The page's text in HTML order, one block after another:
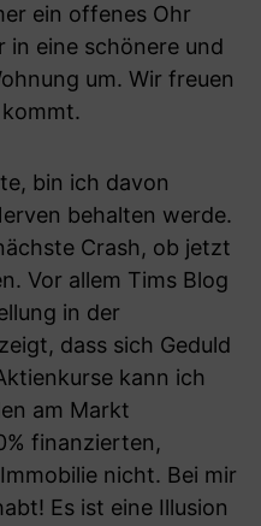
ein offenes Ohr
in eine schönere und
um. Wir freuen
bin ich davon
behalten werde.
Crash, ob jetzt
Vor allem Tims Blog
in der
dass sich Geduld
kann ich
am Markt
finanzierten,
nicht. Bei mir
Es ist eine Illusion